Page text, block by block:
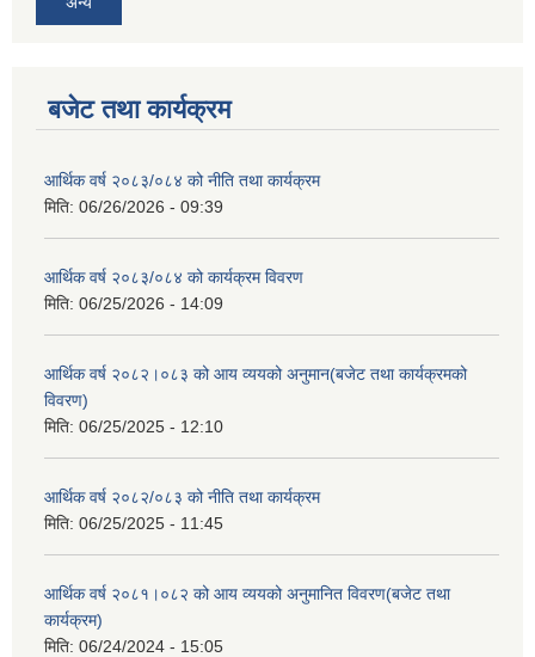
बजेट तथा कार्यक्रम
आर्थिक वर्ष २०८३/०८४ को नीति तथा कार्यक्रम
मिति: 06/26/2026 - 09:39
आर्थिक वर्ष २०८३/०८४ को कार्यक्रम विवरण
मिति: 06/25/2026 - 14:09
आर्थिक वर्ष २०८२।०८३ को आय व्ययको अनुमान(बजेट तथा कार्यक्रमको
विवरण)
मिति: 06/25/2025 - 12:10
आर्थिक वर्ष २०८२/०८३ को नीति तथा कार्यक्रम
मिति: 06/25/2025 - 11:45
आर्थिक वर्ष २०८१।०८२ को आय व्ययको अनुमानित विवरण(बजेट तथा
कार्यक्रम)
मिति: 06/24/2024 - 15:05